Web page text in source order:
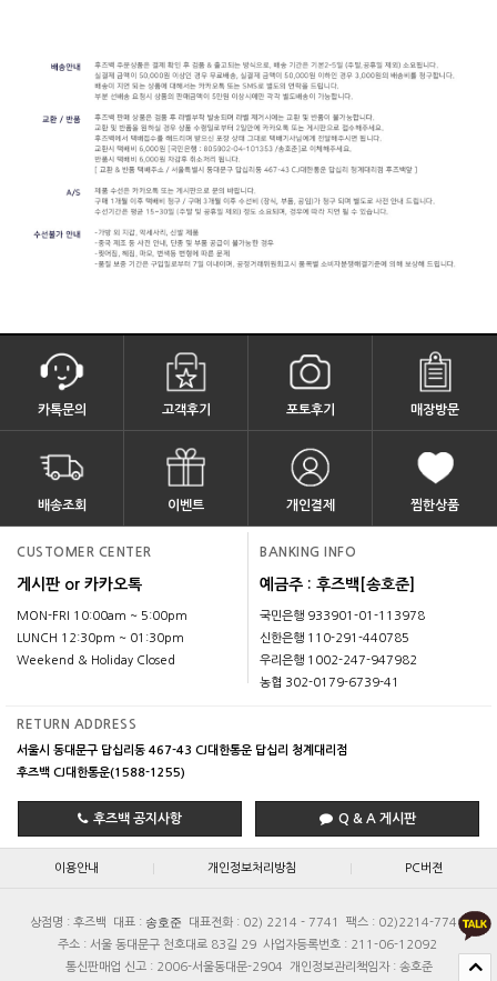
카톡문의 고객후기 포토후기 매장방문
배송조회 이벤트 개인결제 찜한상품
CUSTOMER CENTER
게시판 or 카카오톡
MON-FRI 10:00am ~ 5:00pm
LUNCH 12:30pm ~ 01:30pm
Weekend & Holiday Closed
BANKING INFO
예금주 : 후즈백[송호준]
국민은행 933901-01-113978
신한은행 110-291-440785
우리은행 1002-247-947982
농협 302-0179-6739-41
RETURN ADDRESS
서울시 동대문구 답십리동 467-43 CJ대한통운 답십리 청계대리점
후즈백 CJ대한통운(1588-1255)
후즈백 공지사항 Q & A 게시판
이용안내 | 개인정보처리방침 | PC버젼
상점명 : 후즈백 대표 : 송호준 대표전화 : 02) 2214 - 7741
팩스 : 02)2214-7740
주소 : 서울 동대문구 천호대로 83길 29 사업자등록번호 : 211-06-12092
통신판매업 신고 : 2006-서울동대문-2904
개인정보관리책임자 : 송호준